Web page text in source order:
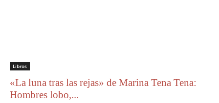
Libros
«La luna tras las rejas» de Marina Tena Tena:
Hombres lobo,...